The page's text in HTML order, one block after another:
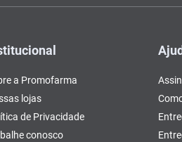
a Promofarma
lojas
de Privacidade
conosco